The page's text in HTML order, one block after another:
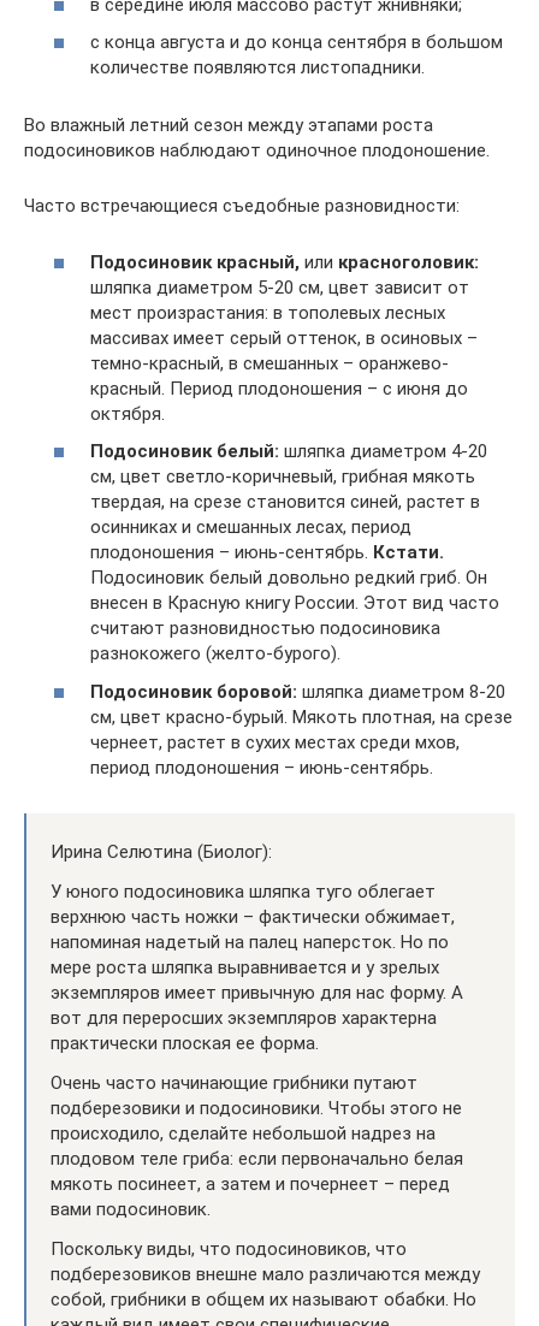
с конца августа и до конца сентября в большом
количестве появляются листопадники.
Во влажный летний сезон между этапами роста
подосиновиков наблюдают одиночное плодоношение.
Часто встречающиеся съедобные разновидности:
Подосиновик красный, или красноголовик:
шляпка диаметром 5-20 см, цвет зависит от
мест произрастания: в тополевых лесных
массивах имеет серый оттенок, в осиновых –
темно-красный, в смешанных – оранжево-
красный. Период плодоношения – с июня до
октября.
Подосиновик белый: шляпка диаметром 4-20
см, цвет светло-коричневый, грибная мякоть
твердая, на срезе становится синей, растет в
осинниках и смешанных лесах, период
плодоношения – июнь-сентябрь. Кстати.
Подосиновик белый довольно редкий гриб. Он
внесен в Красную книгу России. Этот вид часто
считают разновидностью подосиновика
разнокожего (желто-бурого).
Подосиновик боровой: шляпка диаметром 8-20
см, цвет красно-бурый. Мякоть плотная, на срезе
чернеет, растет в сухих местах среди мхов,
период плодоношения – июнь-сентябрь.
Ирина Селютина (Биолог):
У юного подосиновика шляпка туго облегает
верхнюю часть ножки – фактически обжимает,
напоминая надетый на палец наперсток. Но по
мере роста шляпка выравнивается и у зрелых
экземпляров имеет привычную для нас форму. А
вот для переросших экземпляров характерна
практически плоская ее форма.
Очень часто начинающие грибники путают
подберезовики и подосиновики. Чтобы этого не
происходило, сделайте небольшой надрез на
плодовом теле гриба: если первоначально белая
мякоть посинеет, а затем и почернеет – перед
вами подосиновик.
Поскольку виды, что подосиновиков, что
подберезовиков внешне мало различаются между
собой, грибники в общем их называют обабки. Но